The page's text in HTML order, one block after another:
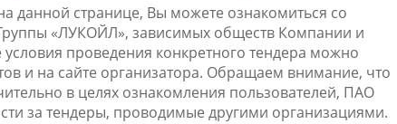
данной странице, Вы можете ознакомиться со
«ЛУКОЙЛ», зависимых обществ Компании и
проведения конкретного тендера можно
и на сайте организатора. Обращаем внимание, что
в целях ознакомления пользователей, ПАО
за тендеры, проводимые другими организациями.